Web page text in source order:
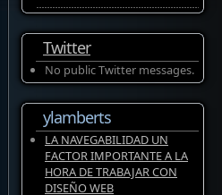
Twitter
No public Twitter messages.
ylamberts
LA NAVEGABILIDAD UN
FACTOR IMPORTANTE A LA
HORA DE TRABAJAR CON
DISEÑO WEB